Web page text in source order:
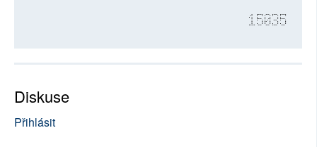
15035
Diskuse
Přihlásit